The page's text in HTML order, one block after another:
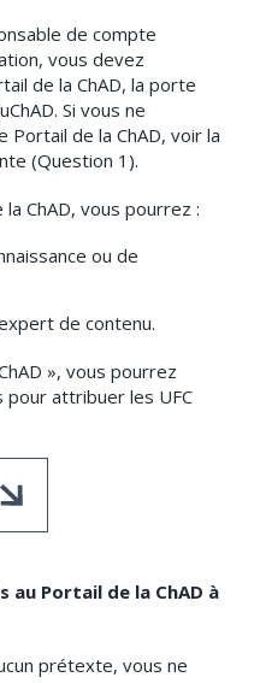
de compte
vous devez
de la ChAD, la porte
Si vous ne
de la ChAD, voir la
(Question 1).
ChAD, vous pourrez :
ou de
de contenu.
», vous pourrez
attribuer les UFC
au Portail de la ChAD à
prétexte, vous ne